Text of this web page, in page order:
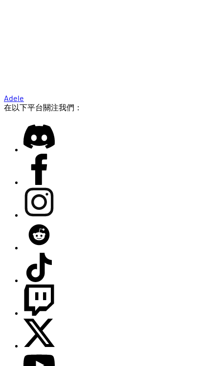
Adele
在以下平台關注我們：